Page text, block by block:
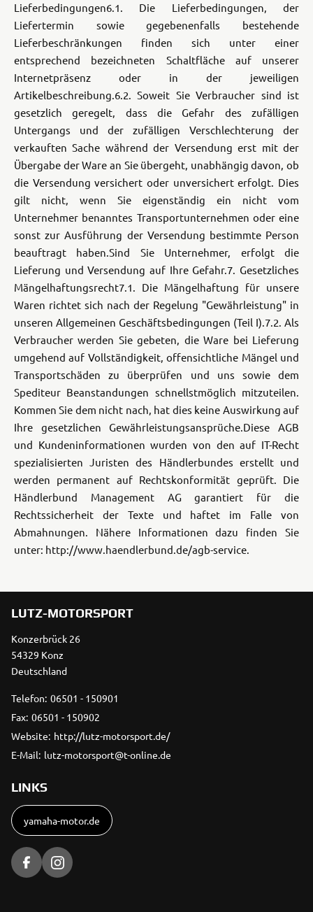
Lieferbedingungen6.1. Die Lieferbedingungen, der
Liefertermin sowie gegebenenfalls bestehende
Lieferbeschränkungen finden sich unter einer
entsprechend bezeichneten Schaltfläche auf unserer
Internetpräsenz oder in der jeweiligen
Artikelbeschreibung.6.2. Soweit Sie Verbraucher sind ist
gesetzlich geregelt, dass die Gefahr des zufälligen
Untergangs und der zufälligen Verschlechterung der
verkauften Sache während der Versendung erst mit der
Übergabe der Ware an Sie übergeht, unabhängig davon, ob
die Versendung versichert oder unversichert erfolgt. Dies
gilt nicht, wenn Sie eigenständig ein nicht vom
Unternehmer benanntes Transportunternehmen oder eine
sonst zur Ausführung der Versendung bestimmte Person
beauftragt haben.Sind Sie Unternehmer, erfolgt die
Lieferung und Versendung auf Ihre Gefahr.7. Gesetzliches
Mängelhaftungsrecht7.1. Die Mängelhaftung für unsere
Waren richtet sich nach der Regelung "Gewährleistung" in
unseren Allgemeinen Geschäftsbedingungen (Teil I).7.2. Als
Verbraucher werden Sie gebeten, die Ware bei Lieferung
umgehend auf Vollständigkeit, offensichtliche Mängel und
Transportschäden zu überprüfen und uns sowie dem
Spediteur Beanstandungen schnellstmöglich mitzuteilen.
Kommen Sie dem nicht nach, hat dies keine Auswirkung auf
Ihre gesetzlichen Gewährleistungsansprüche.Diese AGB
und Kundeninformationen wurden von den auf IT-Recht
spezialisierten Juristen des Händlerbundes erstellt und
werden permanent auf Rechtskonformität geprüft. Die
Händlerbund Management AG garantiert für die
Rechtssicherheit der Texte und haftet im Falle von
Abmahnungen. Nähere Informationen dazu finden Sie
unter: http://www.haendlerbund.de/agb-service.
LUTZ-MOTORSPORT
Konzerbrück 26
54329 Konz
Deutschland
Telefon: 06501 - 150901
Fax: 06501 - 150902
Website: http://lutz-motorsport.de/
E-Mail: lutz-motorsport@t-online.de
LINKS
yamaha-motor.de